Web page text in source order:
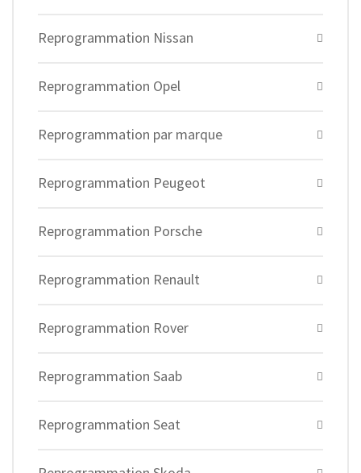
Reprogrammation Nissan
Reprogrammation Opel
Reprogrammation par marque
Reprogrammation Peugeot
Reprogrammation Porsche
Reprogrammation Renault
Reprogrammation Rover
Reprogrammation Saab
Reprogrammation Seat